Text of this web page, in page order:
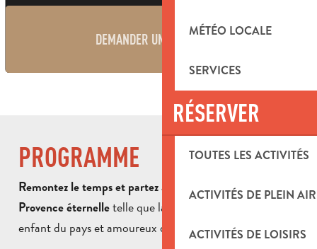
MÉTÉO LOCALE
SERVICES
RÉSERVER
TOUTES LES ACTIVITÉS
ACTIVITÉS DE PLEIN AIR
ACTIVITÉS DE LOISIRS
DEMANDER UN DEVIS
PROGRAMME
Remontez le temps et partez à la rencontre de la
Provence éternelletelle que la racontait Marcel Pagnol,
enfant du pays et amoureux de ses collines.